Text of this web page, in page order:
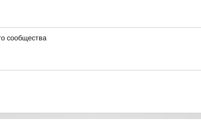
сообщества